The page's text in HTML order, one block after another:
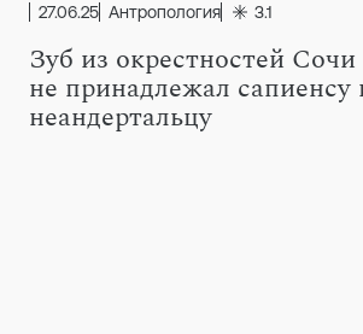
27.06.25 Антропология 3.1
Зуб из окрестностей Сочи
не принадлежал сапиенсу
неандертальцу